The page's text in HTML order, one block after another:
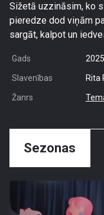
Sižetā uzzināsim, ko
pieredze dod viņām
sargāt, kalpot un
Gads 2025
Slavenības Rita
Žanrs
Sezonas